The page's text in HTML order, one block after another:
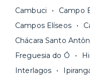
água, gás,
Os moradores
pagar todas as
aluguel, em um
praticidade?
menores para
pode comparar os
ideal para o seu
A melhor parte é
Cambuci
Campo
Campos Elíseos
Chácara Santo
Freguesia do Ó
Interlagos